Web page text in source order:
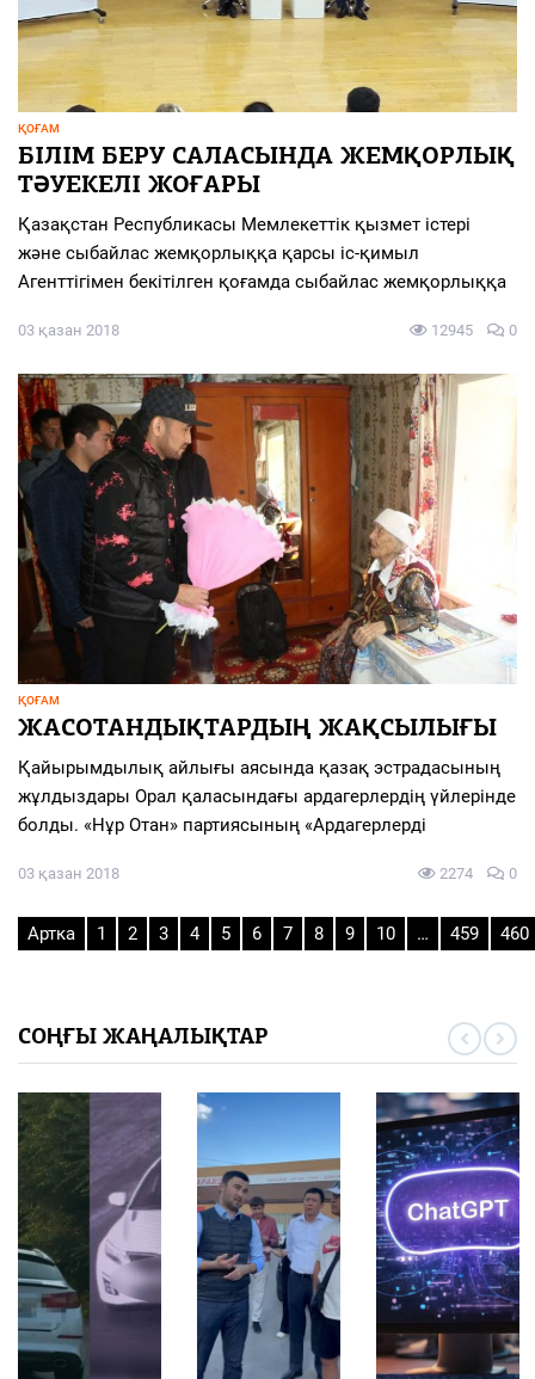
ҚОҒАМ
БІЛІМ БЕРУ САЛАСЫНДА ЖЕМҚОРЛЫҚ
ТӘУЕКЕЛІ ЖОҒАРЫ
Қазақстан Республикасы Мемлекеттік қызмет істері
және сыбайлас жемқорлыққа қарсы іс-қимыл
Агенттігімен бекітілген қоғамда сыбайлас жемқорлыққа
03 қазан 2018 12945 0
ҚОҒАМ
ЖАСОТАНДЫҚТАРДЫҢ ЖАҚСЫЛЫҒЫ
Қайырымдылық айлығы аясында қазақ эстрадасының
жұлдыздары Орал қаласындағы ардагерлердің үйлерінде
болды. «Нұр Отан» партиясының «Ардагерлерді
03 қазан 2018 2274 0
Артка 1 2 3 4 5 6 7 8 9 10 … 459 460
СОҢҒЫ ЖАҢАЛЫҚТАР